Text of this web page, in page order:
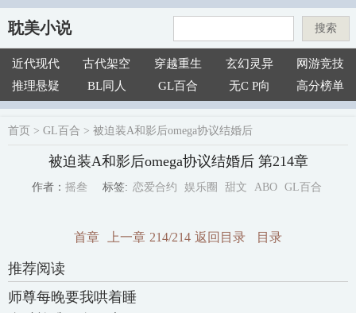
耽美小说 搜索
近代现代 古代架空 穿越重生 玄幻灵异
网游竞技
推理悬疑
BL同人 GL百合 无C P向 高分榜单
首页 > GL百合 > 被迫装A和影后omega协议结婚后
被迫装A和影后omega协议结婚后 第214章
作者： 摇叁 标签: 恋爱合约 娱乐圈 甜文 ABO GL百合
首章 上一章 214/214 返回目录 目录
推荐阅读
师尊每晚要我哄着睡